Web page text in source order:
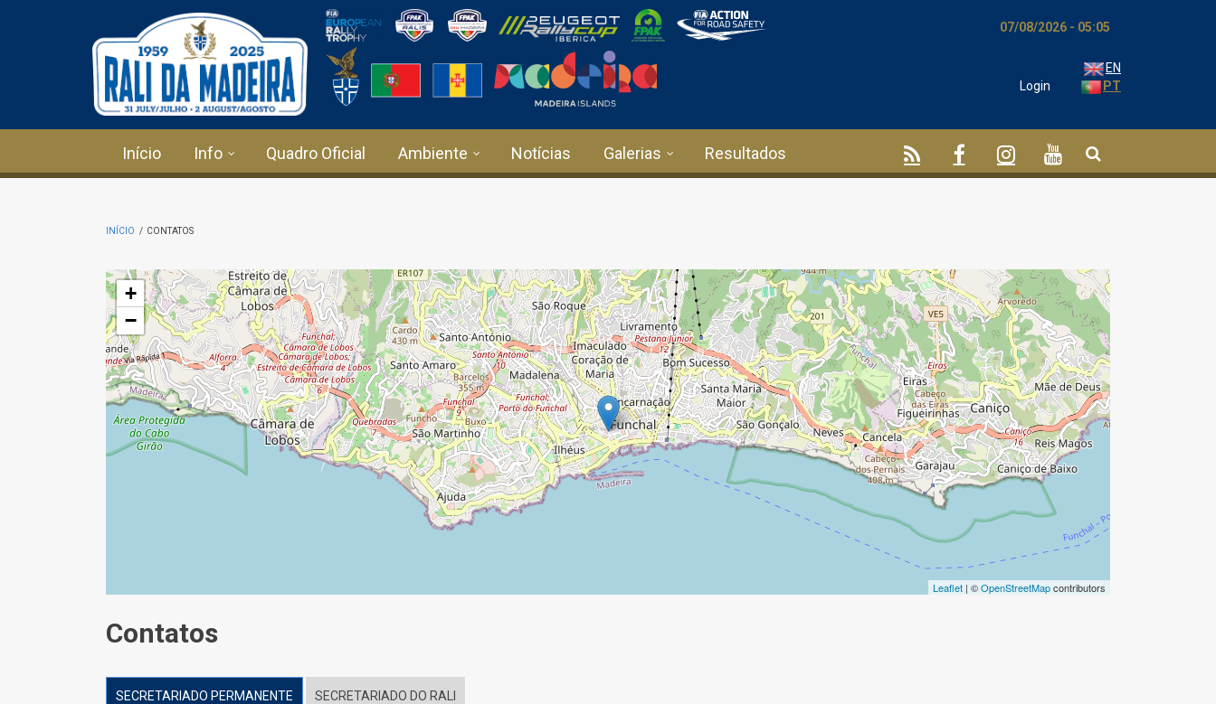
Passar para o conteúdo principal
07/08/2026 - 05:05
Login
EN
PT
Início Info Quadro Oficial Ambiente Notícias Galerias Resultados
INÍCIO / CONTATOS
+
−
Leaflet | ©OpenStreetMapcontributors
Contatos
SECRETARIADO PERMANENTE SECRETARIADO DO RALI